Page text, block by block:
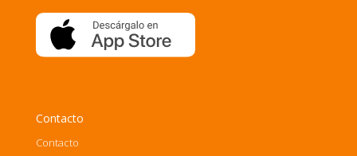
Contacto
Contacto